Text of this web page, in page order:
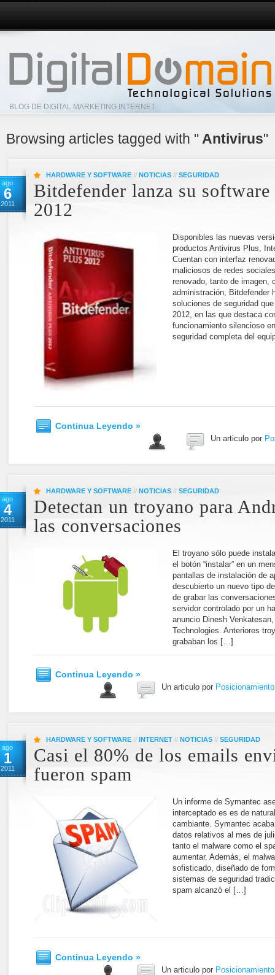
BLOG DE DIGITAL MARKETING INTERNET
Browsing articles tagged with " Antivirus"
ago
6
2011
HARDWARE Y SOFTWARE // NOTICIAS // SEGURIDAD
Bitdefender lanza su software
2012
Disponibles las nuevas
productos Antivirus Plus,
Cuentan con interfaz
maliciosos de redes
renovado, tanto de imagen,
administración, Bitdefender
soluciones de seguridad
2012, en las que destaca
funcionamiento silencioso
seguridad completa del
Continua Leyendo »
Un articulo por
ago
4
2011
HARDWARE Y SOFTWARE // NOTICIAS // SEGURIDAD
Detectan un troyano para
las conversaciones
El troyano sólo puede
el botón “instalar” en un
pantallas de instalación de
descubierto un nuevo tipo
de grabar las
servidor controlado por un
anuncio Dinesh
Technologies. Anteriores
grababan los […]
Continua Leyendo »
Un articulo por
ago
1
2011
HARDWARE Y SOFTWARE // INTERNET // NOTICIAS // SEGURIDAD
Casi el 80% de los emails
fueron spam
Un informe de Symantec
interceptado es es de
cambiante. Symantec
datos relativos al mes de
tanto el malware como el
aumentar. Además, el
sofisticado, diseñado de
sistemas de seguridad
spam alcanzó el […]
Continua Leyendo »
Un articulo por